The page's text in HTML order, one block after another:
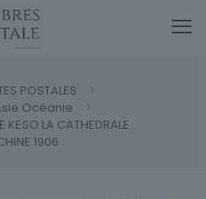
POSTALES
Océanie
KESO LA CATHEDRALE
1906